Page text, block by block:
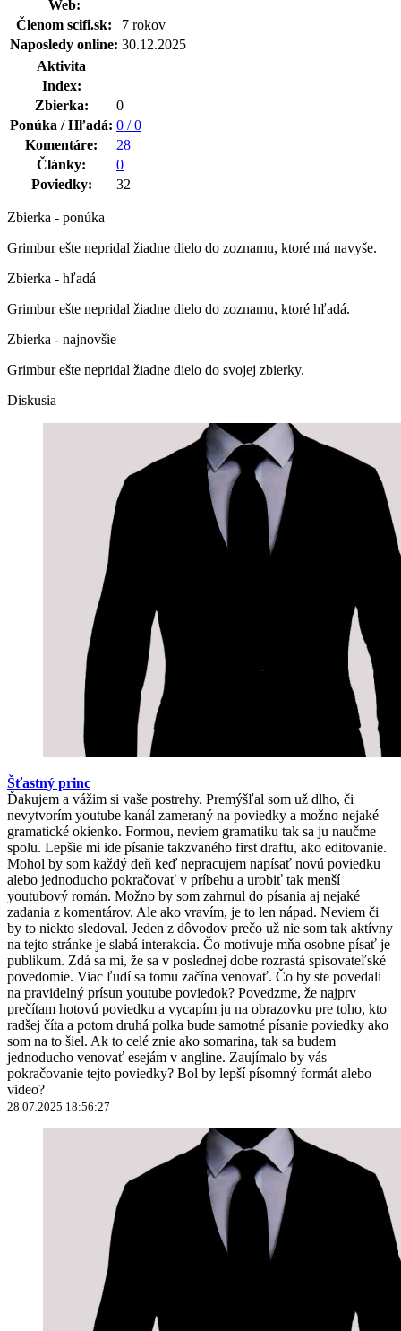
Web:
Členom scifi.sk:
7 rokov
Naposledy online: 30.12.2025
Aktivita
Index:
Zbierka:
0
Ponúka / Hľadá: 0 / 0
Komentáre:
28
Články:
0
Poviedky:
32
Zbierka - ponúka
Grimbur ešte nepridal žiadne dielo do zoznamu, ktoré má navyše.
Zbierka - hľadá
Grimbur ešte nepridal žiadne dielo do zoznamu, ktoré hľadá.
Zbierka - najnovšie
Grimbur ešte nepridal žiadne dielo do svojej zbierky.
Diskusia
Šťastný princ
Ďakujem a vážim si vaše postrehy. Premýšľal som už dlho, či
nevytvorím youtube kanál zameraný na poviedky a možno nejaké
gramatické okienko. Formou, neviem gramatiku tak sa ju naučme
spolu. Lepšie mi ide písanie takzvaného first draftu, ako editovanie.
Mohol by som každý deň keď nepracujem napísať novú poviedku
alebo jednoducho pokračovať v príbehu a urobiť tak menší
youtubový román. Možno by som zahrnul do písania aj nejaké
zadania z komentárov. Ale ako vravím, je to len nápad. Neviem či
by to niekto sledoval. Jeden z dôvodov prečo už nie som tak aktívny
na tejto stránke je slabá interakcia. Čo motivuje mňa osobne písať je
publikum. Zdá sa mi, že sa v poslednej dobe rozrastá spisovateľské
povedomie. Viac ľudí sa tomu začína venovať. Čo by ste povedali
na pravidelný prísun youtube poviedok? Povedzme, že najprv
prečítam hotovú poviedku a vycapím ju na obrazovku pre toho, kto
radšej číta a potom druhá polka bude samotné písanie poviedky ako
som na to šiel. Ak to celé znie ako somarina, tak sa budem
jednoducho venovať esejám v angline. Zaujímalo by vás
pokračovanie tejto poviedky? Bol by lepší písomný formát alebo
video?
28.07.2025 18:56:27